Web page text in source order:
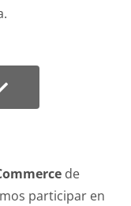
de
participar en